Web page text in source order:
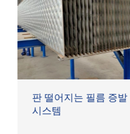
판 떨어지는 필름 증발
시스템